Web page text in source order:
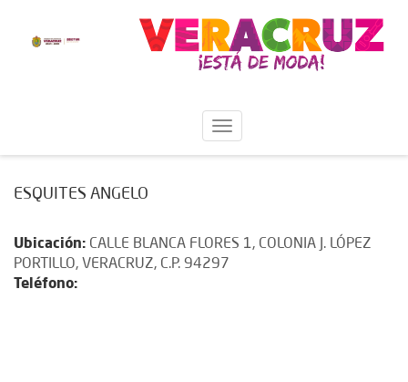
ESQUITES ANGELO
Ubicación: CALLE BLANCA FLORES 1, COLONIA J. LÓPEZ
PORTILLO, VERACRUZ, C.P. 94297
Teléfono: